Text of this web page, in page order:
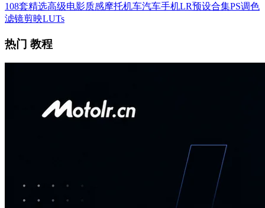
108套精选高级电影质感摩托机车汽车手机LR预设合集PS调色
滤镜剪映LUTs
热门 教程